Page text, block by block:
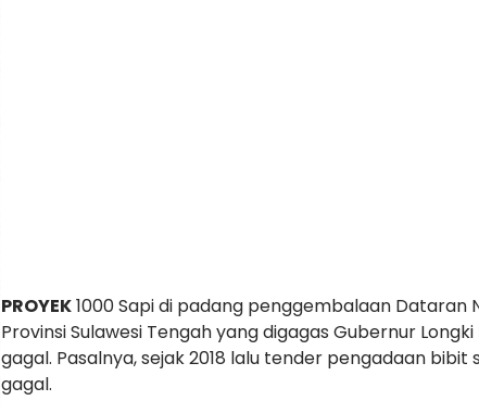
PROYEK1000 Sapi di padang penggembalaan Dataran
Provinsi Sulawesi Tengah yang digagas Gubernur
gagal. Pasalnya, sejak 2018 lalu tender pengadaan
gagal.